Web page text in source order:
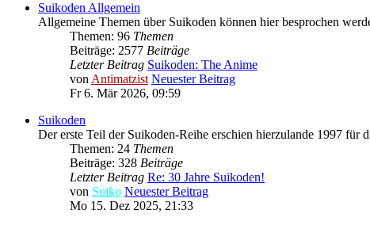
Suikoden Allgemein
Allgemeine Themen über Suikoden können hier besprochen
Themen: 96 Themen
Beiträge: 2577 Beiträge
Letzter Beitrag Suikoden: The Anime
vonAntimatzist Neuester Beitrag
Fr 6. Mär 2026, 09:59
Suikoden
Der erste Teil der Suikoden-Reihe erschien hierzulande 1997 für
Themen: 24 Themen
Beiträge: 328 Beiträge
Letzter Beitrag Re: 30 Jahre Suikoden!
von Suiko Neuester Beitrag
Mo 15. Dez 2025, 21:33